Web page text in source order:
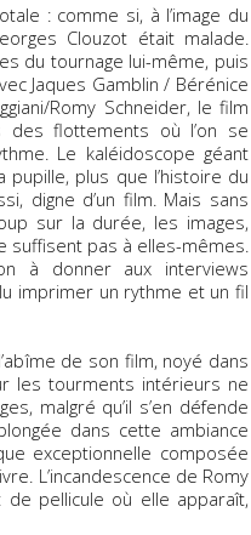
: comme si, à l’image du
Clouzot était malade.
du tournage lui-même, puis
Jaques Gamblin / Bérénice
Romy Schneider, le film
flottements où l’on se
Le kaléidoscope géant
plus que l’histoire du
digne d’un film. Mais sans
sur la durée, les images,
suffisent pas à elles-mêmes.
à donner aux interviews
imprimer un rythme et un fil
de son film, noyé dans
les tourments intérieurs ne
malgré qu’il s’en défende
dans cette ambiance
exceptionnelle composée
L’incandescence de Romy
de pellicule où elle apparaît,